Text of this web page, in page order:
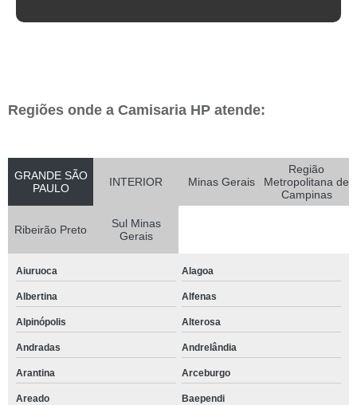
Regiões onde a Camisaria HP atende:
GRANDE SÃO
PAULO
INTERIOR Minas Gerais
Região
Metropolitana de
Campinas
Ribeirão Preto
Sul Minas
Gerais
Aiuruoca Alagoa
Albertina Alfenas
Alpinópolis Alterosa
Andradas Andrelândia
Arantina Arceburgo
Areado Baependi